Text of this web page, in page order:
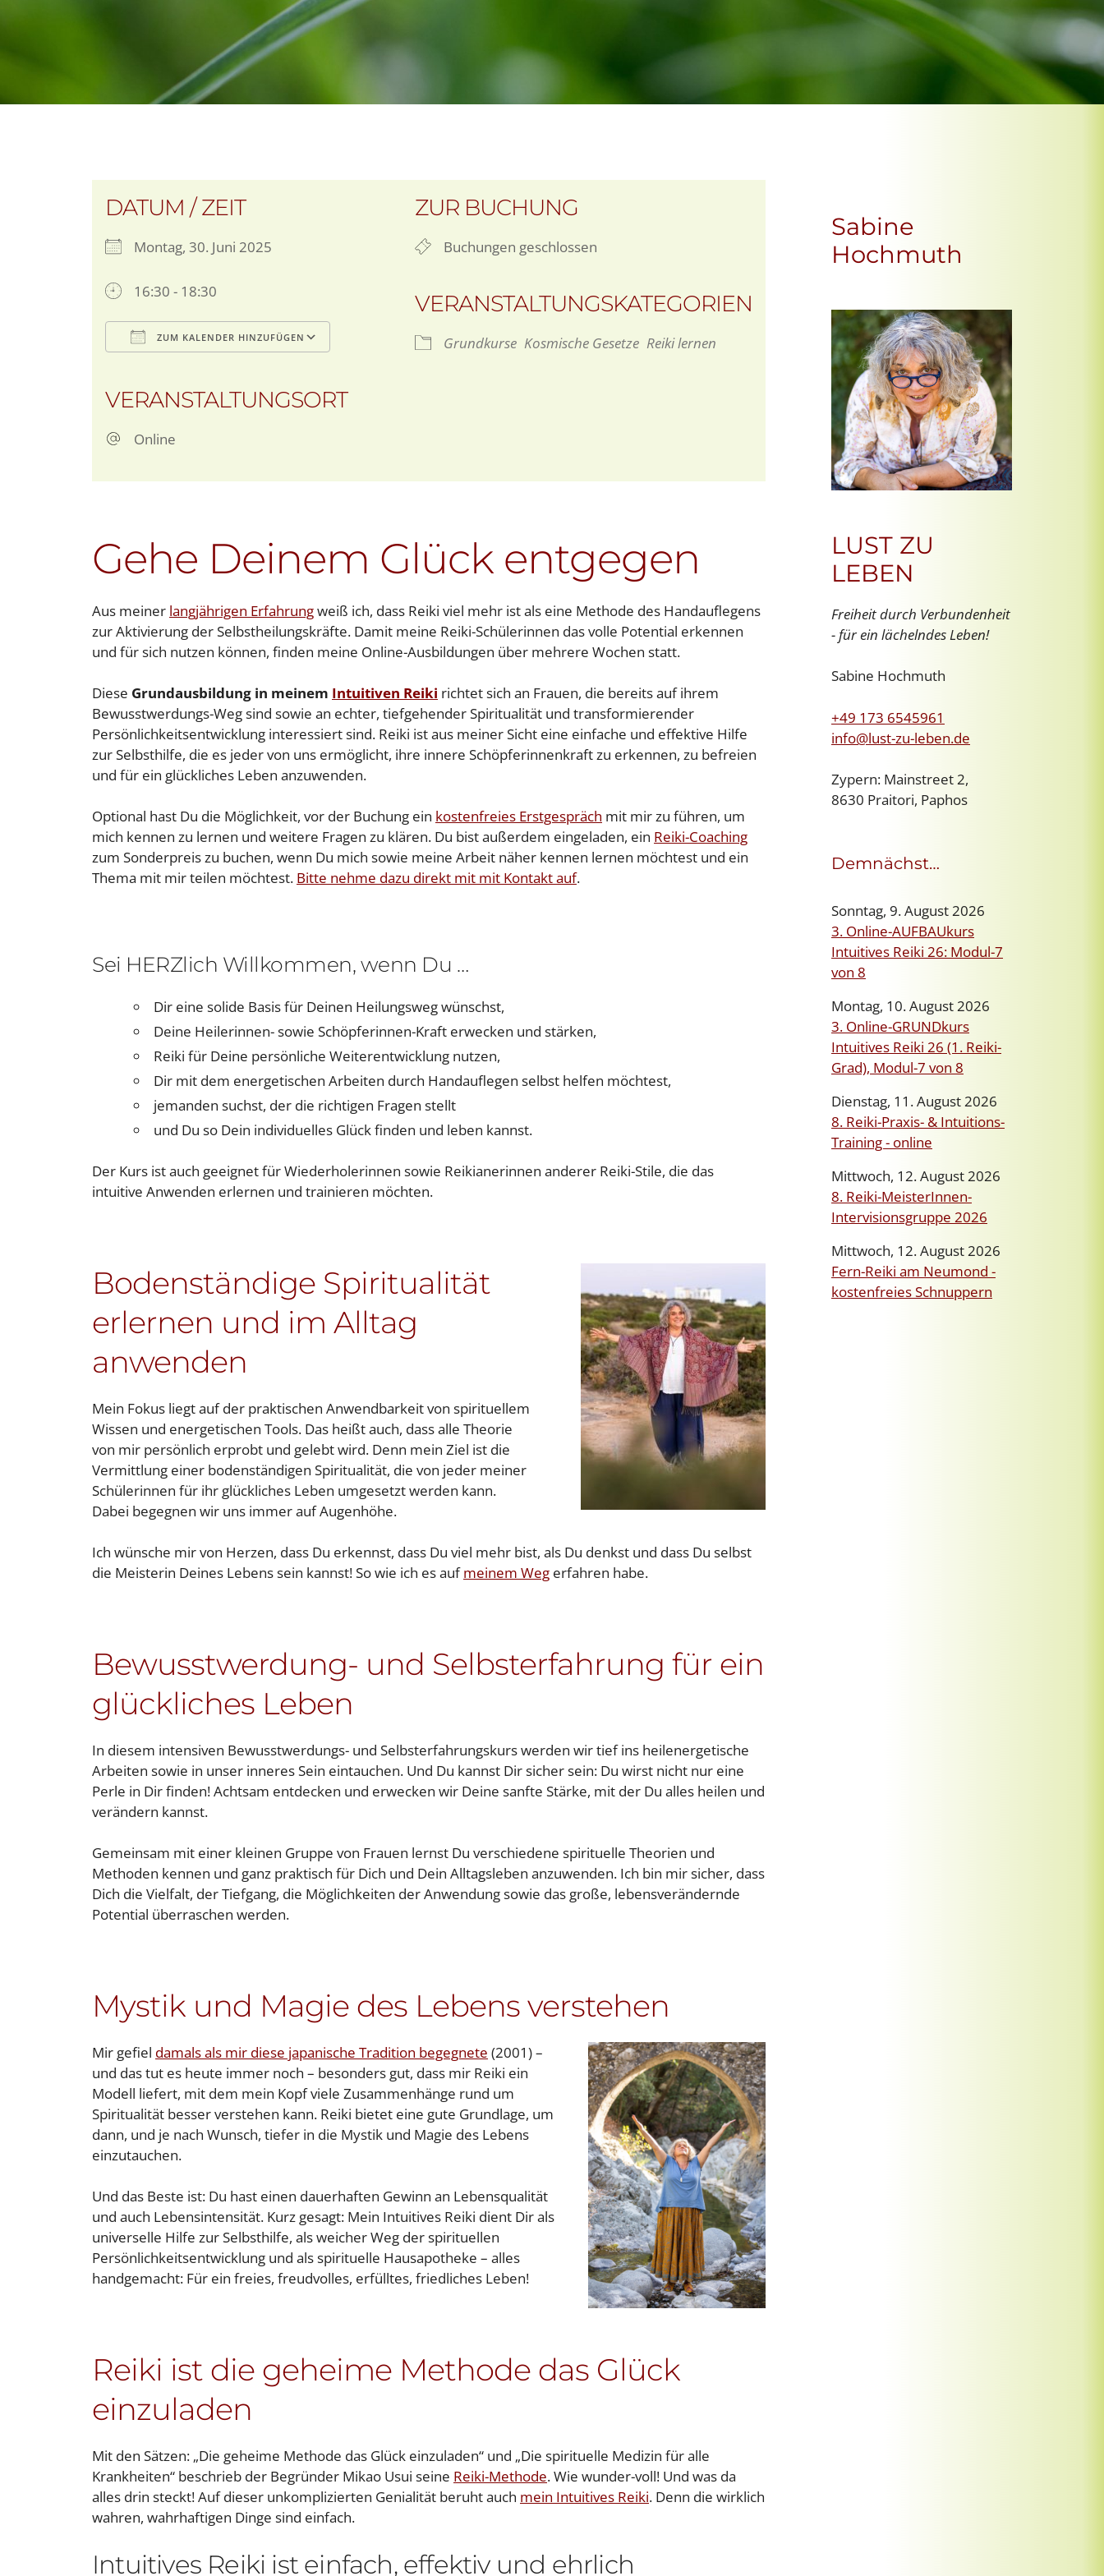
DATUM / ZEIT
Montag, 30. Juni 2025
16:30 - 18:30
ZUM KALENDER HINZUFÜGEN
Office 365 Outlook Live
VERANSTALTUNGSORT
Online
ZUR BUCHUNG
Buchungen geschlossen
VERANSTALTUNGSKATEGORIEN
Grundkurse Kosmische Gesetze Reiki lernen
Gehe Deinem Glück entgegen
Aus meiner langjährigen Erfahrungweiß ich, dass Reiki viel mehr ist als eine Methode des Handauflegens
zur Aktivierung der Selbstheilungskräfte. Damit meine Reiki-Schülerinnen das volle Potential erkennen
und für sich nutzen können, finden meine Online-Ausbildungen über mehrere Wochen statt.
Diese Grundausbildung in meinem Intuitiven Reiki richtet sich an Frauen, die bereits auf ihrem
Bewusstwerdungs-Weg sind sowie an echter, tiefgehender Spiritualität und transformierender
Persönlichkeitsentwicklung interessiert sind. Reiki ist aus meiner Sicht eine einfache und effektive Hilfe
zur Selbsthilfe, die es jeder von uns ermöglicht, ihre innere Schöpferinnenkraft zu erkennen, zu befreien
und für ein glückliches Leben anzuwenden.
Optional hast Du die Möglichkeit, vor der Buchung ein kostenfreies Erstgespräch mit mir zu führen, um
mich kennen zu lernen und weitere Fragen zu klären. Du bist außerdem eingeladen, ein Reiki-Coaching
zum Sonderpreis zu buchen, wenn Du mich sowie meine Arbeit näher kennen lernen möchtest und ein
Thema mit mir teilen möchtest. Bitte nehme dazu direkt mit mit Kontakt auf.
Sei HERZlich Willkommen, wenn Du …
Dir eine solide Basis für Deinen Heilungsweg wünschst,
Deine Heilerinnen- sowie Schöpferinnen-Kraft erwecken und stärken,
Reiki für Deine persönliche Weiterentwicklung nutzen,
Dir mit dem energetischen Arbeiten durch Handauflegen selbst helfen möchtest,
jemanden suchst, der die richtigen Fragen stellt
und Du so Dein individuelles Glück finden und leben kannst.
Der Kurs ist auch geeignet für Wiederholerinnen sowie Reikianerinnen anderer Reiki-Stile, die das
intuitive Anwenden erlernen und trainieren möchten.
Bodenständige Spiritualität
erlernen und im Alltag
anwenden
Mein Fokus liegt auf der praktischen Anwendbarkeit von spirituellem
Wissen und energetischen Tools. Das heißt auch, dass alle Theorie
von mir persönlich erprobt und gelebt wird. Denn mein Ziel ist die
Vermittlung einer bodenständigen Spiritualität, die von jeder meiner
Schülerinnen für ihr glückliches Leben umgesetzt werden kann.
Dabei begegnen wir uns immer auf Augenhöhe.
Ich wünsche mir von Herzen, dass Du erkennst, dass Du viel mehr bist, als Du denkst und dass Du selbst
die Meisterin Deines Lebens sein kannst! So wie ich es aufmeinem Weg erfahren habe.
Bewusstwerdung- und Selbsterfahrung für ein
glückliches Leben
In diesem intensiven Bewusstwerdungs- und Selbsterfahrungskurs werden wir tief ins heilenergetische
Arbeiten sowie in unser inneres Sein eintauchen. Und Du kannst Dir sicher sein: Du wirst nicht nur eine
Perle in Dir finden! Achtsam entdecken und erwecken wir Deine sanfte Stärke, mit der Du alles heilen und
verändern kannst.
Gemeinsam mit einer kleinen Gruppe von Frauen lernst Du verschiedene spirituelle Theorien und
Methoden kennen und ganz praktisch für Dich und Dein Alltagsleben anzuwenden. Ich bin mir sicher, dass
Dich die Vielfalt, der Tiefgang, die Möglichkeiten der Anwendung sowie das große, lebensverändernde
Potential überraschen werden.
Mystik und Magie des Lebens verstehen
Mir gefiel damals als mir diese japanische Tradition begegnete (2001) –
und das tut es heute immer noch – besonders gut, dass mir Reiki ein
Modell liefert, mit dem mein Kopf viele Zusammenhänge rund um
Spiritualität besser verstehen kann. Reiki bietet eine gute Grundlage, um
dann, und je nach Wunsch, tiefer in die Mystik und Magie des Lebens
einzutauchen.
Und das Beste ist: Du hast einen dauerhaften Gewinn an Lebensqualität
und auch Lebensintensität. Kurz gesagt: Mein Intuitives Reiki dient Dir als
universelle Hilfe zur Selbsthilfe, als weicher Weg der spirituellen
Persönlichkeitsentwicklung und als spirituelle Hausapotheke – alles
handgemacht: Für ein freies, freudvolles, erfülltes, friedliches Leben!
Reiki ist die geheime Methode das Glück
einzuladen
Mit den Sätzen: „Die geheime Methode das Glück einzuladen“ und „Die spirituelle Medizin für alle
Krankheiten“ beschrieb der Begründer Mikao Usui seine Reiki-Methode. Wie wunder-voll! Und was da
alles drin steckt! Auf dieser unkomplizierten Genialität beruht auch mein Intuitives Reiki. Denn die wirklich
wahren, wahrhaftigen Dinge sind einfach.
Intuitives Reiki ist einfach, effektiv und ehrlich
Sabine
Hochmuth
LUST ZU
LEBEN
Freiheit durch Verbundenheit
- für ein lächelndes Leben!
Sabine Hochmuth
+49 173 6545961
info@lust-zu-leben.de
Zypern: Mainstreet 2,
8630 Praitori, Paphos
Demnächst…
Sonntag, 9. August 2026
3. Online-AUFBAUkurs
Intuitives Reiki 26: Modul-7
von 8
Montag, 10. August 2026
3. Online-GRUNDkurs
Intuitives Reiki 26 (1. Reiki-
Grad), Modul-7 von 8
Dienstag, 11. August 2026
8. Reiki-Praxis- & Intuitions-
Training - online
Mittwoch, 12. August 2026
8. Reiki-MeisterInnen-
Intervisionsgruppe 2026
Mittwoch, 12. August 2026
Fern-Reiki am Neumond -
kostenfreies Schnuppern